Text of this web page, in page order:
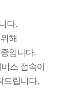
다.
해
입니다.
스 접속이
드립니다.